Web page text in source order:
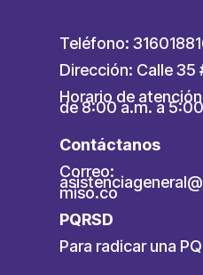
Teléfono:
Dirección: Calle 35
Horario de
de 8:00 a.m. a
Contáctanos
Correo:
miso.co
PQRSD
Para radicar una